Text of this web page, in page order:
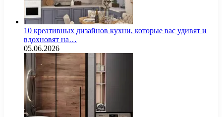
10 креативных дизайнов кухни, которые вас удивят и
вдохновят на…
05.06.2026